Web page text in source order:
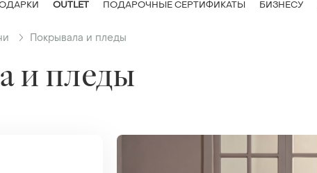
OUTLET ПОДАРОЧНЫЕ СЕРТИФИКАТЫ БИЗНЕСУ
Покрывала и пледы
и пледы